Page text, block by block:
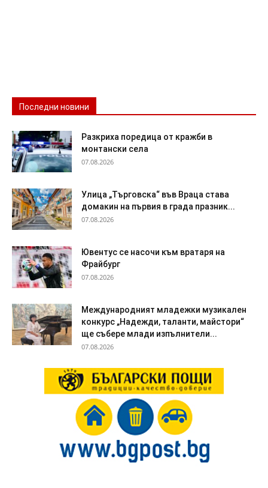
Последни новини
Разкриха поредица от кражби в
монтански села
07.08.2026
Улица „Търговска“ във Враца става
домакин на първия в града празник...
07.08.2026
Ювентус се насочи към вратаря на
Фрайбург
07.08.2026
Международният младежки музикален
конкурс „Надежди, таланти, майстори“
ще събере млади изпълнители...
07.08.2026